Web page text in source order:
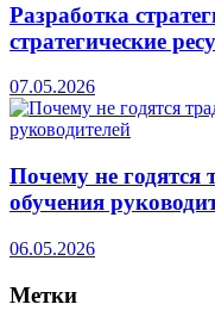
Разработка
стратегические
07.05.2026
Почему не
обучения
06.05.2026
Метки